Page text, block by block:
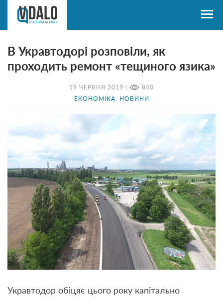
19 ЧЕРВНЯ 2019 | 840
ЕКОНОМІКА НОВИНИ
В Укравтодорі розповіли, як
проходить ремонт «тещиного язика»
Укравтодор обіцяє цього року капітально